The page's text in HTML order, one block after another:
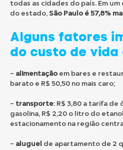
todas as cidades do país. Em
do estado, São Paulo é 57,8%
Alguns fatores
do custo de vida
– alimentação em bares e
barato e R$ 50,50 no mais caro;
– transporte: R$ 3,80 a tarifa de
gasolina, R$ 2,20 o litro do
estacionamento na região
– aluguel
de apartamento de 2